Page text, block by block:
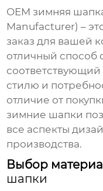
OEM зимняя
Manufacturer) –
заказ для вашей
отличный способ
стилю и
отличие от
зимние шапки
все аспекты
производства.
Выбор
шапки